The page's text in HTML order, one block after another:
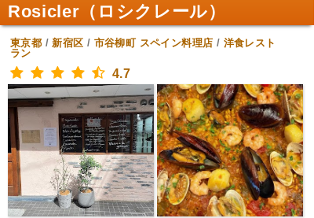
Rosicler（ロシクレール）
東京都 /新宿区 / 市谷柳町 スペイン料理店 / 洋食レスト
ラン
4.7